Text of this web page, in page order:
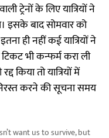
ट्रेनों के लिए यात्रियों ने
इसके बाद सोमवार को
ही नहीं कई यात्रियों ने
भी कन्फर्म करा ली
किया तो यात्रियों में
करने की सूचना समय
want us to survive, but